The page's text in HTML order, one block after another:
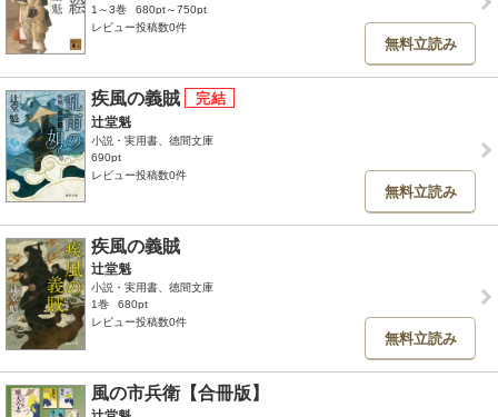
1～3巻
680pt～750pt
レビュー投稿数0件
無料立読み
疾風の義賊
辻堂魁
小説・実用書、徳間文庫
690pt
レビュー投稿数0件
無料立読み
疾風の義賊
辻堂魁
小説・実用書、徳間文庫
1巻
680pt
レビュー投稿数0件
無料立読み
風の市兵衛【合冊版】